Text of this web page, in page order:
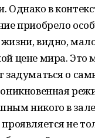
Однако в
приобрело
видно,
цене мира. Это
задуматься о
никого в
не